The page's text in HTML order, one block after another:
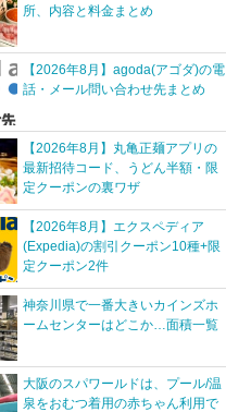
所、内容と料金まとめ
【2026年8月】agoda(アゴダ)の電
話・メール問い合わせ先まとめ
【2026年8月】丸亀正麺アプリの
最新招待コード、うどん半額・限
定クーポンの裏ワザ
【2026年8月】エクスペディア
(Expedia)の割引クーポン10種+限
定クーポン2件
神奈川県で一番大きいカインズホ
ームセンターはどこか…面積一覧
大阪のスパワールドは、プール/温
泉をおむつ着用の赤ちゃん利用で